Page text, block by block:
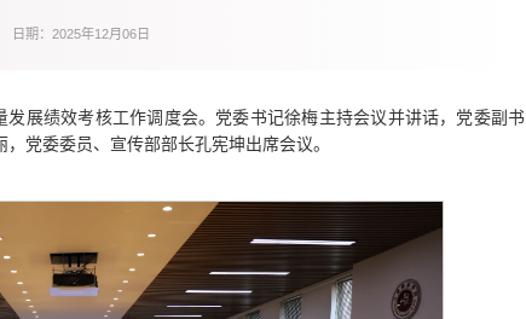
日期：2025年12月06日
展绩效考核工作调度会。党委书记徐梅主持会议并讲话，党委副书
党委委员、宣传部部长孔宪坤出席会议。